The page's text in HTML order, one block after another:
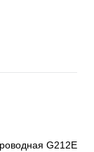
G212E